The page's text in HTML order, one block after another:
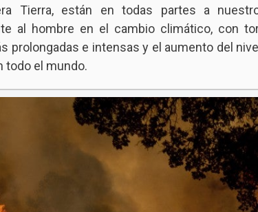
Tierra, están en todas partes a
al hombre en el cambio climático, con
prolongadas e intensas y el aumento del
todo el mundo.